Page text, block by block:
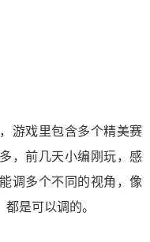
游戏里包含多个精美赛
，前几天小编刚玩，感
调多个不同的视角，像
是可以调的。